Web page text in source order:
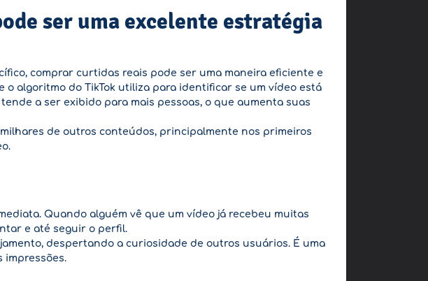
ser uma excelente estratégia
comprar curtidas reais pode ser uma maneira eficiente e
algoritmo do TikTok utiliza para identificar se um vídeo está
a ser exibido para mais pessoas, o que aumenta suas
de outros conteúdos, principalmente nos primeiros
Quando alguém vê que um vídeo já recebeu muitas
e até seguir o perfil.
despertando a curiosidade de outros usuários. É uma
impressões.